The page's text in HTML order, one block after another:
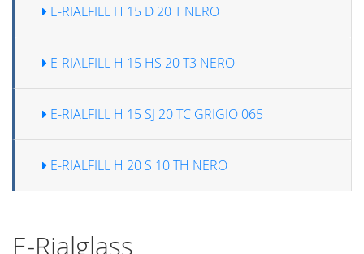
E-RIALFILL H 15 D 20 T NERO
E-RIALFILL H 15 HS 20 T3 NERO
E-RIALFILL H 15 SJ 20 TC GRIGIO 065
E-RIALFILL H 20 S 10 TH NERO
E-Rialglass